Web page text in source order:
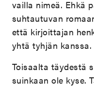
vailla nimeä. Ehkä
suhtautuvan
että kirjoittajan
yhtä tyhjän kanssa.
Toisaalta täydestä
suinkaan ole kyse.